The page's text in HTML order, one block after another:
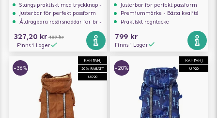
Stängs praktiskt med tryckknappar
Justerbar för perfekt passform
Åtdragbara resårsnoddar för bra passform
327,20 kr 409 kr
Finns i Lager
Justerbar för perfekt passform
Premiummärke - Bästa kvalité
Praktiskt regntäcke
799 kr
Finns i Lager
KAMPANJ
20% RABATT
UP20
-36%
KAMPANJ
UP20
-20%